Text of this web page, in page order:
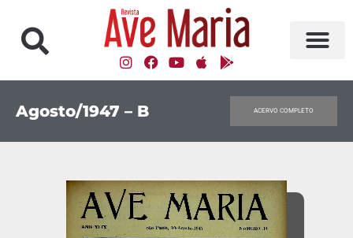
Agosto/1947 – B ACERVO COMPLETO